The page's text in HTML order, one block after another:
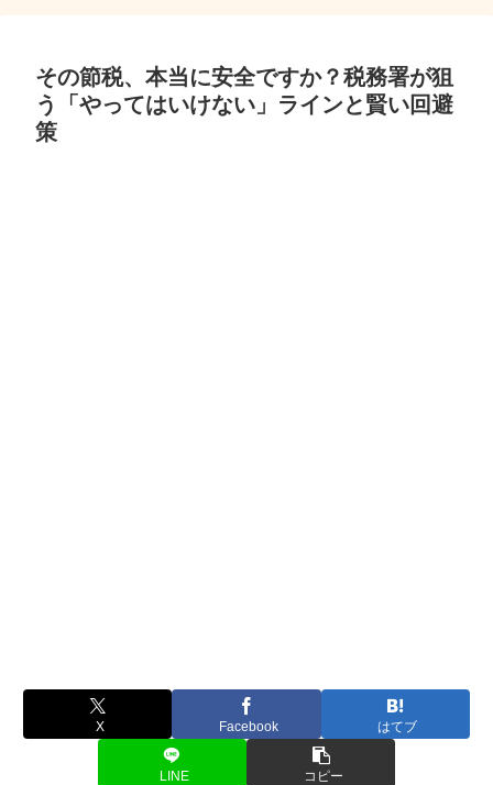
その節税、本当に安全ですか？税務署が狙
う「やってはいけない」ラインと賢い回避
策
X Facebook はてブ
LINE コピー